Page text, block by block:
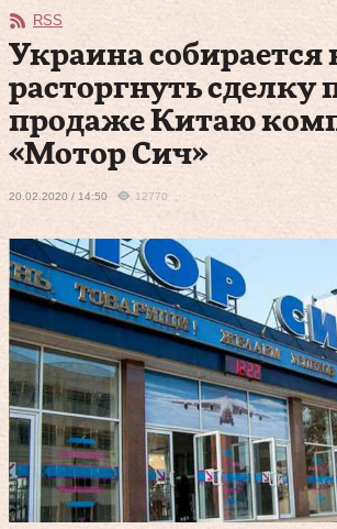
RSS
Украина собирается
расторгнуть сделку
продаже Китаю
«Мотор Cич»
20.02.2020 / 14:50 12770